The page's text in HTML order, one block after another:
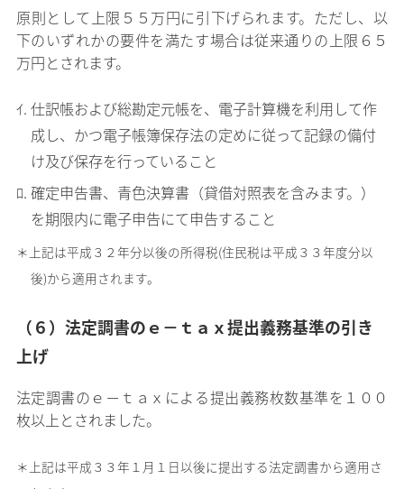
原則として上限５５万円に引下げられます。ただし、以
下のいずれかの要件を満たす場合は従来通りの上限６５
万円とされます。
ｲ. 仕訳帳および総勘定元帳を、電子計算機を利用して作
成し、かつ電子帳簿保存法の定めに従って記録の備付
け及び保存を行っていること
ﾛ. 確定申告書、青色決算書（貸借対照表を含みます。）
を期限内に電子申告にて申告すること
＊上記は平成３２年分以後の所得税(住民税は平成３３年度分以
後)から適用されます。
（６）法定調書のｅ－ｔａｘ提出義務基準の引き
上げ
法定調書のｅ－ｔａｘによる提出義務枚数基準を１００
枚以上とされました。
＊上記は平成３３年１月１日以後に提出する法定調書から適用さ